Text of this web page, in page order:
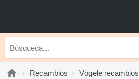
Recambios Vögele recambios